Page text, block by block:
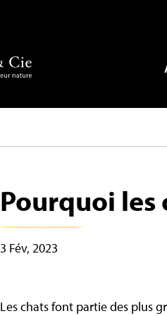
Pourquoi les
3 Fév, 2023
Les chats font partie des plus